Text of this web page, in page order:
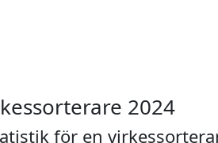
2024
för en